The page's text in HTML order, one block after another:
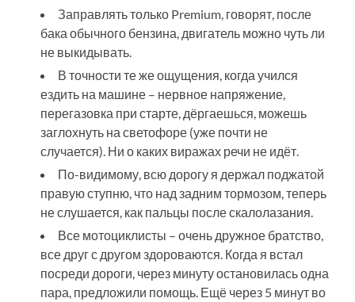
Заправлять только Premium, говорят, после
бака обычного бензина, двигатель можно чуть ли
не выкидывать.
В точности те же ощущения, когда учился
ездить на машине – нервное напряжение,
перегазовка при старте, дёргаешься, можешь
заглохнуть на светофоре (уже почти не
случается). Ни о каких виражах речи не идёт.
По-видимому, всю дорогу я держал поджатой
правую ступню, что над задним тормозом, теперь
не слушается, как пальцы после скалолазания.
Все мотоциклисты – очень дружное братство,
все друг с другом здороваются. Когда я встал
посреди дороги, через минуту остановилась одна
пара, предложили помощь. Ещё через 5 минут во